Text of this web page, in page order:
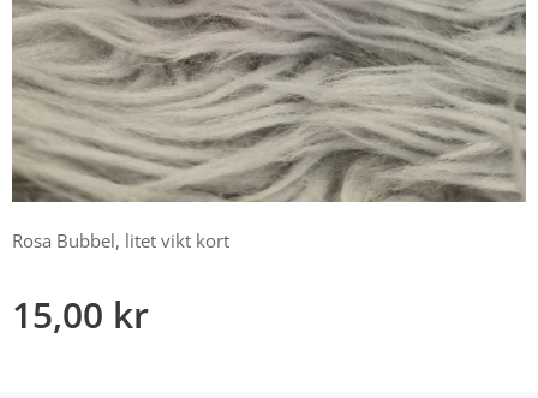
Rosa Bubbel, litet vikt kort
15,00 kr